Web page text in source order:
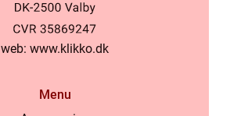
web: www.klikko.dk
Menu